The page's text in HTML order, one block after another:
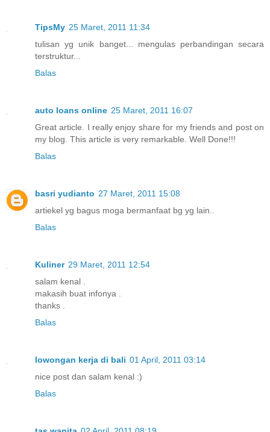
TipsMy 25 Maret, 2011 11:34
tulisan yg unik banget... mengulas perbandingan secara
terstruktur...
Balas
auto loans online 25 Maret, 2011 16:07
Great article. I really enjoy share for my friends and post on
my blog. This article is very remarkable. Well Done!!!
Balas
basri yudianto 27 Maret, 2011 15:08
artiekel yg bagus moga bermanfaat bg yg lain..
Balas
Kuliner 29 Maret, 2011 12:54
salam kenal .
makasih buat infonya .
thanks .
Balas
lowongan kerja di bali 01 April, 2011 03:14
nice post dan salam kenal :)
Balas